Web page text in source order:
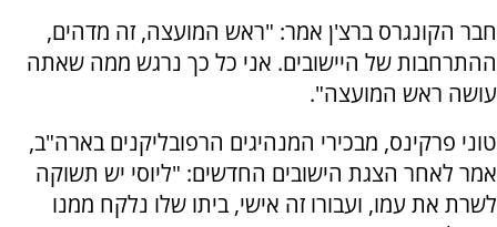
חבר הקונגרס ברצ'ן אמר: "ראש המועצה, זה מדהים,
ההתרחבות של היישובים. אני כל כך נרגש ממה שאתה
עושה ראש המועצה".
טוני פרקינס, מבכירי המנהיגים הרפובליקנים בארה"ב,
אמר לאחר הצגת הישובים החדשים: "ליוסי יש תשוקה
לשרת את עמו, ועבורו זה אישי, ביתו שלו נלקח ממנו